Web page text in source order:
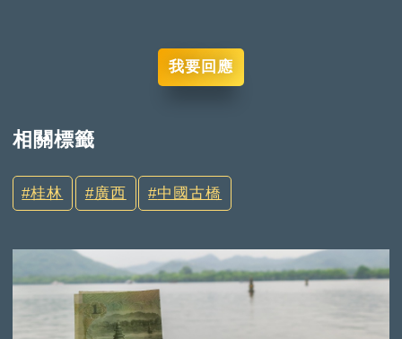
我要回應
相關標籤
桂林 廣西 中國古橋